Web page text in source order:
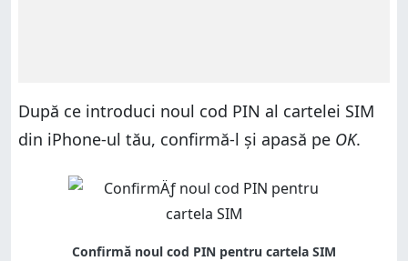
După ce introduci noul cod PIN al cartelei SIM
din iPhone-ul tău, confirmă-l și apasă pe OK.